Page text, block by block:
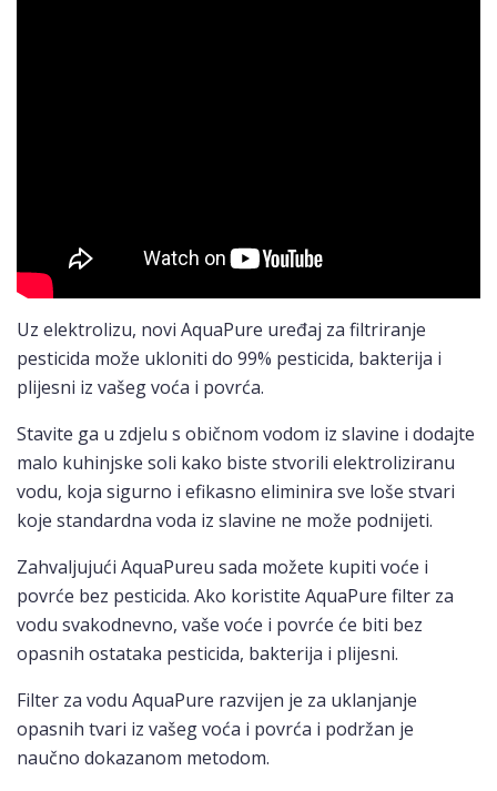
Uz elektrolizu, novi AquaPure uređaj za filtriranje
pesticida može ukloniti do 99% pesticida, bakterija i
plijesni iz vašeg voća i povrća.
Stavite ga u zdjelu s običnom vodom iz slavine i dodajte
malo kuhinjske soli kako biste stvorili elektroliziranu
vodu, koja sigurno i efikasno eliminira sve loše stvari
koje standardna voda iz slavine ne može podnijeti.
Zahvaljujući AquaPureu sada možete kupiti voće i
povrće bez pesticida. Ako koristite AquaPure filter za
vodu svakodnevno, vaše voće i povrće će biti bez
opasnih ostataka pesticida, bakterija i plijesni.
Filter za vodu AquaPure razvijen je za uklanjanje
opasnih tvari iz vašeg voća i povrća i podržan je
naučno dokazanom metodom.